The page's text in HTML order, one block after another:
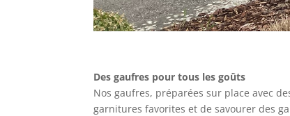
Des gaufres pour tous les goûts
Nos gaufres, préparées sur place avec
garnitures favorites et de savourer des